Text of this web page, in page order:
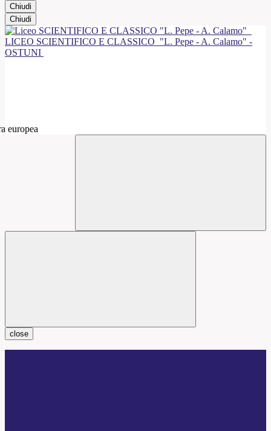
Chiudi
Chiudi
LICEO SCIENTIFICO E CLASSICO "L. Pepe - A. Calamo" -
OSTUNI
close